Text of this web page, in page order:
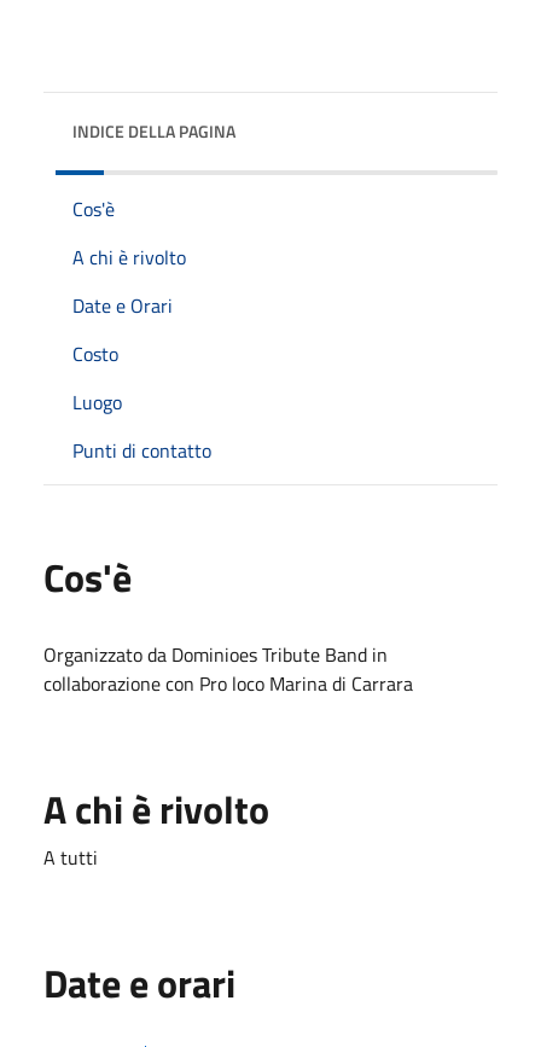
INDICE DELLA PAGINA
Cos'è
A chi è rivolto
Date e Orari
Costo
Luogo
Punti di contatto
Cos'è
Organizzato da Dominioes Tribute Band in
collaborazione con Pro loco Marina di Carrara
A chi è rivolto
A tutti
Date e orari